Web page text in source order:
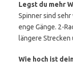
Legst du mehr
Spinner sind
enge Gänge. 2-
längere Strecken
Wie hoch ist